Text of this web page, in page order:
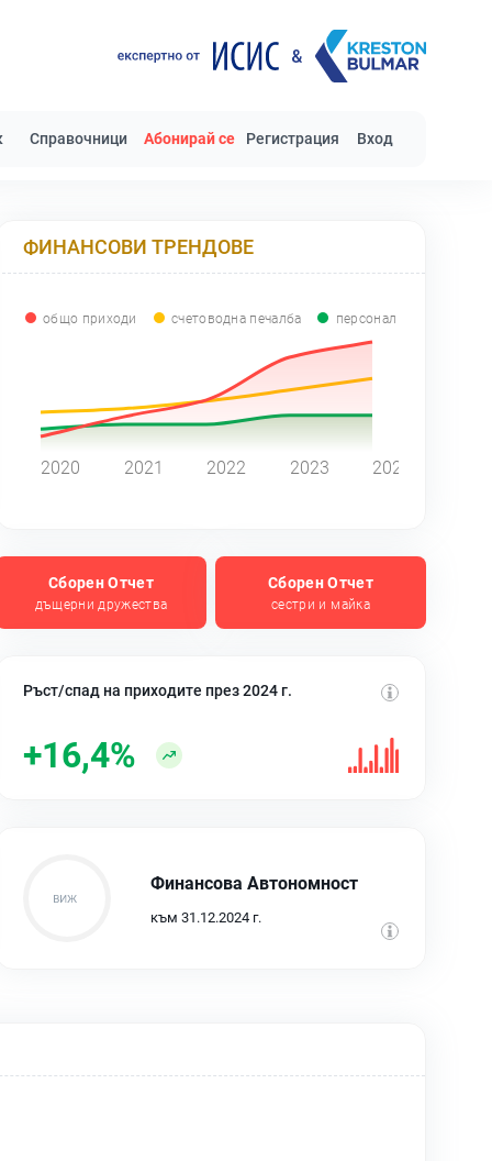
Справочници Абонирай се Регистрация Вход
ФИНАНСОВИ ТРЕНДОВЕ
общо приходи счетоводна печалба персонал
2020 2021 2022 2023 2024
Сборен Отчет
дъщерни дружества
Сборен Отчет
сестри и майка
Ръст/спад на приходите през 2024 г.
+16,4%
Финансова Автономност
към 31.12.2024 г.